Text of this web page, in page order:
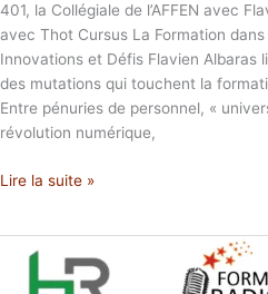
401, la Collégiale de l’AFFEN avec
avec Thot Cursus La Formation
Innovations et Défis Flavien Albaras
des mutations qui touchent la
Entre pénuries de personnel, «
révolution numérique,
Lire la suite »
L’AFTER